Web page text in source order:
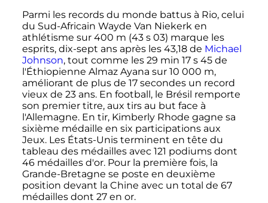
Parmi les records du monde battus à Rio, celui
du Sud-Africain Wayde Van Niekerk en
athlétisme sur 400 m (43 s 03) marque les
esprits, dix-sept ans après les 43,18de Michael
Johnson, tout comme les 29 min 17 s 45 de
l'Éthiopienne Almaz Ayana sur 10 000 m,
améliorant de plus de 17 secondesun record
vieux de 23 ans. En football, le Brésil remporte
son premier titre, aux tirs au but face à
l'Allemagne. En tir, Kimberly Rhode gagne sa
sixième médaille en six participations aux
Jeux. Les États-Unis terminent en tête du
tableau des médailles avec 121 podiums dont
46 médailles d'or. Pour la première fois, la
Grande-Bretagne se poste en deuxième
position devant la Chine avec un total de 67
médailles dont 27 en or.